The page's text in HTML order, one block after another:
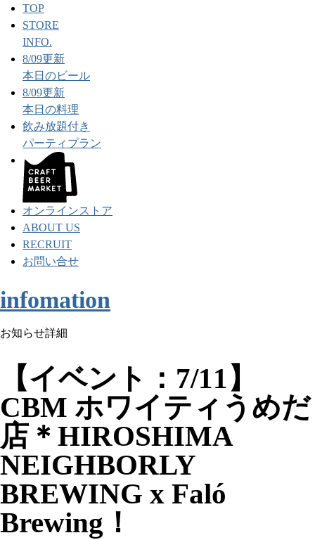
TOP
STORE
INFO.
8/09更新
本日のビール
8/09更新
本日の料理
飲み放題付き
パーティプラン
オンラインストア
ABOUT US
RECRUIT
お問い合せ
infomation
お知らせ詳細
【イベント：7/11】
CBM ホワイティうめだ
店＊HIROSHIMA
NEIGHBORLY
BREWING x Faló
Brewing！